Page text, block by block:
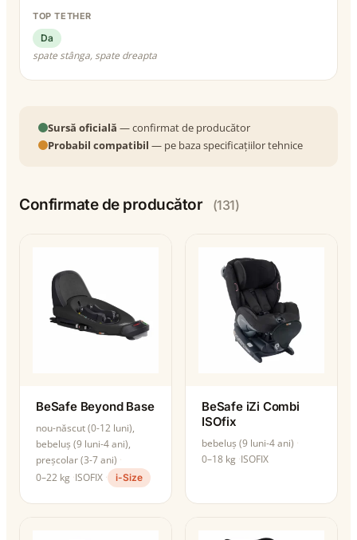
TOP TETHER
Da
spate stânga, spate dreapta
Sursă oficială — confirmat de producător
Probabil compatibil — pe baza specificațiilor tehnice
Confirmate de producător (131)
BeSafe Beyond Base
nou-născut (0-12 luni),
bebeluș (9 luni-4 ani),
preșcolar (3-7 ani)
0–22 kg ISOFIX i-Size
BeSafe iZi Combi
ISOfix
bebeluș (9 luni-4 ani)
0–18 kg ISOFIX